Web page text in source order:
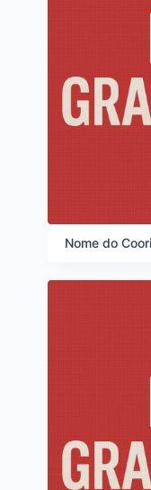
Nome do